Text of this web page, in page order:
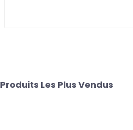
Produits Les Plus Vendus